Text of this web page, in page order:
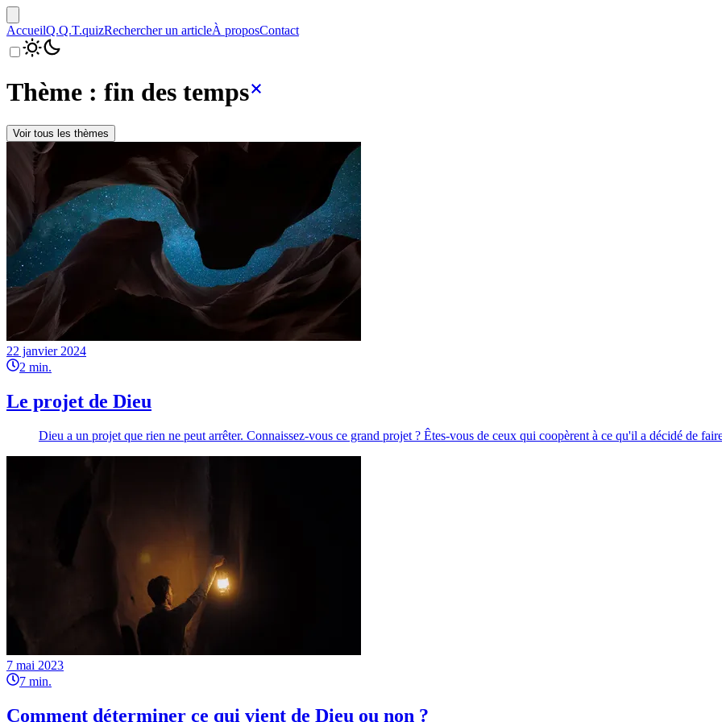
AccueilQ.Q.T.quizRechercher un articleÀ proposContact
Thème : fin des temps
Voir tous les thèmes
22 janvier 2024
2 min.
Le projet de Dieu
Dieu a un projet que rien ne peut arrêter. Connaissez-vous ce grand projet ? Êtes-vous de ceux qui coopèrent à ce qu'il a décidé de
7 mai 2023
7 min.
Comment déterminer ce qui vient de Dieu ou non ?